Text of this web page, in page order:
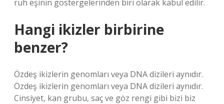
ruh eşinin göstergelerinden biri olarak kabul edilir.
Hangi ikizler birbirine
benzer?
Özdeş ikizlerin genomları veya DNA dizileri aynıdır.
Özdeş ikizlerin genomları veya DNA dizileri aynıdır.
Cinsiyet, kan grubu, saç ve göz rengi gibi bizi biz